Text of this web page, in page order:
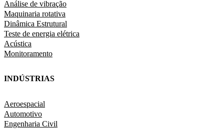
Análise de vibração
Maquinaria rotativa
Dinâmica Estrutural
Teste de energia elétrica
Acústica
Monitoramento
INDÚSTRIAS
Aeroespacial
Automotivo
Engenharia Civil